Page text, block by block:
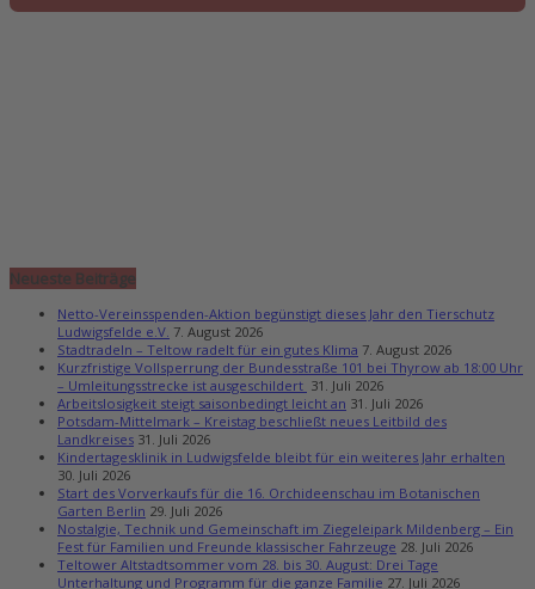
Neueste Beiträge
Netto-Vereinsspenden-Aktion begünstigt dieses Jahr den Tierschutz
Ludwigsfelde e.V. 7. August 2026
Stadtradeln – Teltow radelt für ein gutes Klima 7. August 2026
Kurzfristige Vollsperrung der Bundesstraße 101 bei Thyrow ab 18:00 Uhr
– Umleitungsstrecke ist ausgeschildert 31. Juli 2026
Arbeitslosigkeit steigt saisonbedingt leicht an 31. Juli 2026
Potsdam-Mittelmark – Kreistag beschließt neues Leitbild des
Landkreises 31. Juli 2026
Kindertagesklinik in Ludwigsfelde bleibt für ein weiteres Jahr erhalten
30. Juli 2026
Start des Vorverkaufs für die 16. Orchideenschau im Botanischen
Garten Berlin 29. Juli 2026
Nostalgie, Technik und Gemeinschaft im Ziegeleipark Mildenberg – Ein
Fest für Familien und Freunde klassischer Fahrzeuge 28. Juli 2026
Teltower Altstadtsommer vom 28. bis 30. August: Drei Tage
Unterhaltung und Programm für die ganze Familie 27. Juli 2026